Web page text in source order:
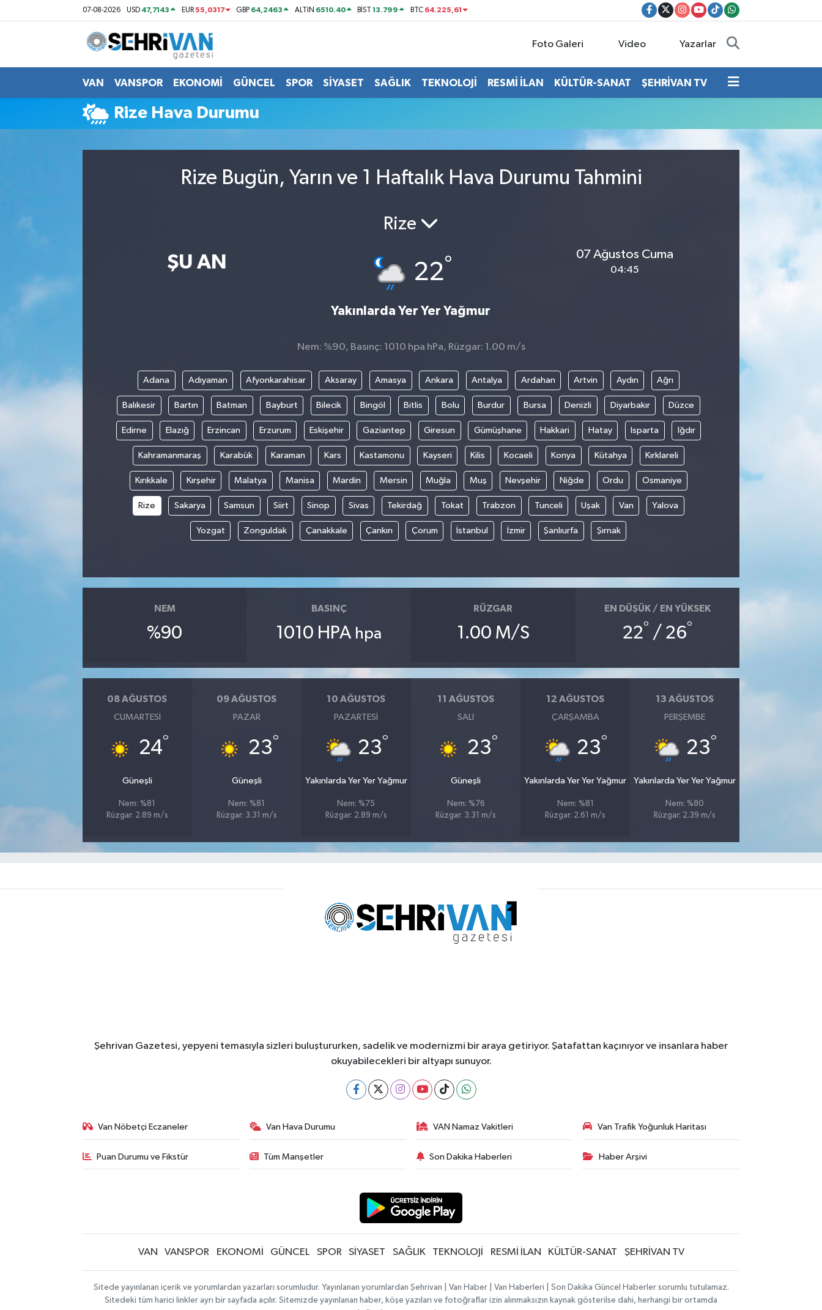
07-08-2026 USD 47,7143 EUR55,0317 GBP 64,2463 ALTIN 6510.40 BİST13.799 BTC 64.225,61
Foto Galeri Video Yazarlar
VAN VANSPOR EKONOMİ GÜNCEL SPOR SİYASET SAĞLIK TEKNOLOJİ RESMİ İLAN KÜLTÜR-SANAT ŞEHRİVAN TV
Rize Hava Durumu
Rize Bugün, Yarın ve 1 Haftalık Hava Durumu Tahmini
ŞU AN
Rize
22°
Yakınlarda Yer Yer Yağmur
07 Ağustos Cuma
04:45
Nem: %90, Basınç: 1010 hpa hPa, Rüzgar: 1.00 m/s
Adana Adıyaman Afyonkarahisar Aksaray Amasya Ankara Antalya Ardahan Artvin Aydın Ağrı
Balıkesir Bartın Batman Bayburt Bilecik Bingöl Bitlis Bolu Burdur Bursa Denizli Diyarbakır Düzce
Edirne Elazığ Erzincan Erzurum Eskişehir Gaziantep Giresun Gümüşhane Hakkari Hatay Isparta Iğdır
Kahramanmaraş Karabük Karaman Kars Kastamonu Kayseri Kilis Kocaeli Konya Kütahya Kırklareli
Kırıkkale Kırşehir Malatya Manisa Mardin Mersin Muğla Muş Nevşehir Niğde Ordu Osmaniye
Rize Sakarya Samsun Siirt Sinop Sivas Tekirdağ Tokat Trabzon Tunceli Uşak Van Yalova
Yozgat Zonguldak Çanakkale Çankırı Çorum İstanbul İzmir Şanlıurfa Şırnak
NEM
%90
BASINÇ
1010 HPA hpa
RÜZGAR
1.00 M/S
EN DÜŞÜK / EN YÜKSEK
22° / 26°
08 AĞUSTOS
CUMARTESI
24°
Güneşli
Nem: %81
Rüzgar: 2.89 m/s
09 AĞUSTOS
PAZAR
23°
Güneşli
Nem: %81
Rüzgar: 3.31 m/s
10 AĞUSTOS
PAZARTESI
23°
Yakınlarda Yer Yer Yağmur
Nem: %75
Rüzgar: 2.89 m/s
11 AĞUSTOS
SALI
23°
Güneşli
Nem: %76
Rüzgar: 3.31 m/s
12 AĞUSTOS
ÇARŞAMBA
23°
Yakınlarda Yer Yer Yağmur
Nem: %81
Rüzgar: 2.61 m/s
13 AĞUSTOS
PERŞEMBE
23°
Yakınlarda Yer Yer Yağmur
Nem: %80
Rüzgar: 2.39 m/s
Şehrivan Gazetesi, yepyeni temasıyla sizleri buluştururken, sadelik ve modernizmi bir araya getiriyor. Şatafattan kaçınıyor ve insanlara haber
okuyabilecekleri bir altyapı sunuyor.
Van Nöbetçi Eczaneler Van Hava Durumu VAN Namaz Vakitleri Van Trafik Yoğunluk Haritası
Puan Durumu ve Fikstür Tüm Manşetler Son Dakika Haberleri Haber Arşivi
VAN VANSPOR EKONOMİ GÜNCEL SPOR SİYASET SAĞLIK TEKNOLOJİ RESMİ İLAN KÜLTÜR-SANAT ŞEHRİVAN TV
Sitede yayınlanan içerik ve yorumlardan yazarları sorumludur. Yayınlanan yorumlardan Şehrivan | Van Haber | Van Haberleri | Son Dakika Güncel Haberler sorumlu tutulamaz.
Sitedeki tüm harici linkler ayrı bir sayfada açılır. Sitemizde yayınlanan haber, köşe yazıları ve fotoğraflar izin alınmaksızın kaynak gösterilse dahi, herhangi bir ortamda
Van Nöbetçi Eczaneler
Van Hava Durumu
VAN Namaz Vakitleri
Süper Lig Puan Durumu ve Fikstür